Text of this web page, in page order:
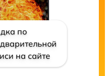
по
на сайте